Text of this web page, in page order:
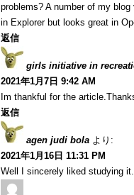
problems? A number of my
in Explorer but looks great in
返信
girls initiative in
2021年1月7日 9:42 AM
Im thankful for the
返信
agen judi bola より:
2021年1月16日 11:31 PM
Well I sincerely liked studying